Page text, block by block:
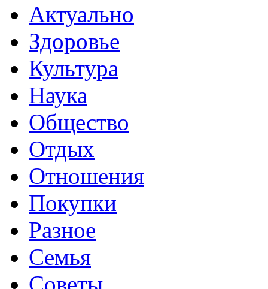
Актуально
Здоровье
Культура
Наука
Общество
Отдых
Отношения
Покупки
Разное
Семья
Советы